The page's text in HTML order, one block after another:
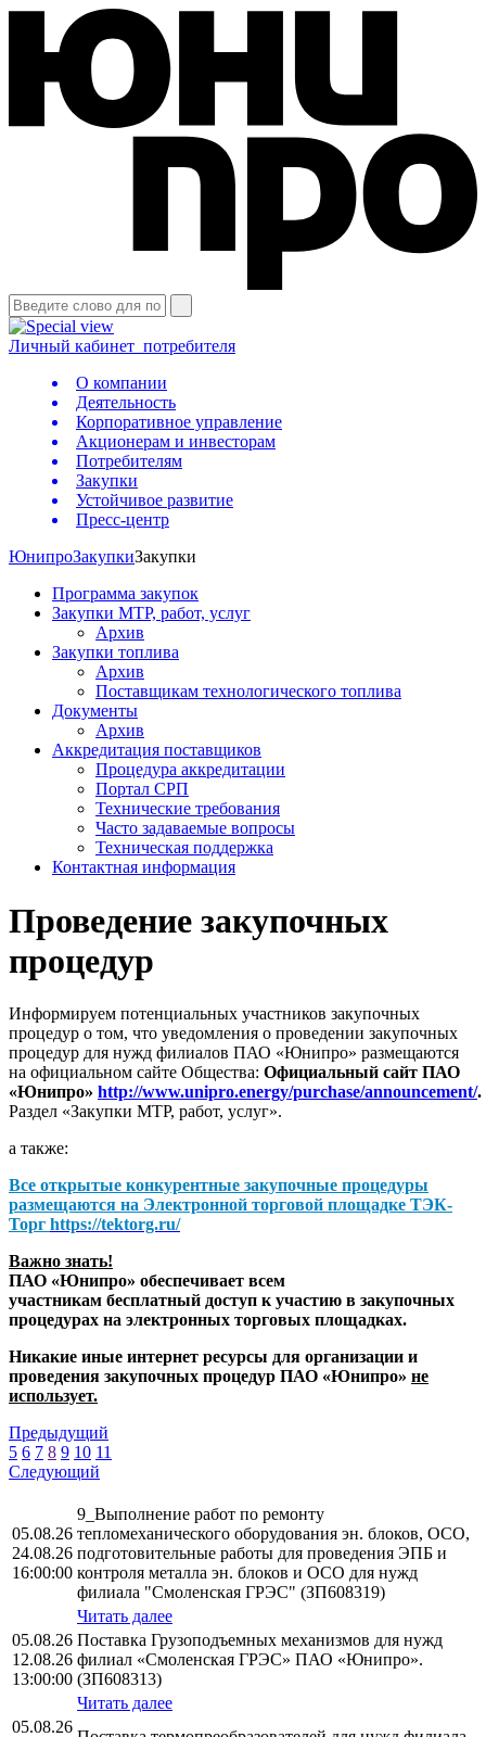
Личный кабинет потребителя
О компании
Деятельность
Корпоративное управление
Акционерам и инвесторам
Потребителям
Закупки
Устойчивое развитие
Пресс-центр
ЮнипроЗакупкиЗакупки
Программа закупок
Закупки МТР, работ, услуг
Архив
Закупки топлива
Архив
Поставщикам технологического топлива
Документы
Архив
Аккредитация поставщиков
Процедура аккредитации
Портал СРП
Технические требования
Часто задаваемые вопросы
Техническая поддержка
Контактная информация
Проведение закупочных
процедур
Информируем потенциальных участников закупочных
процедур о том, что уведомления о проведении закупочных
процедур для нужд филиалов ПАО «Юнипро» размещаются
на официальном сайте Общества: Официальный сайт ПАО
«Юнипро» http://www.unipro.energy/purchase/announcement/.
Раздел «Закупки МТР, работ, услуг».
а также:
Все открытые конкурентные закупочные процедуры
размещаются на Электронной торговой площадке ТЭК-
Торг https://tektorg.ru/
Важно знать!
ПАО «Юнипро» обеспечивает всем
участникам бесплатный доступ к участию в закупочных
процедурах на электронных торговых площадках.
Никакие иные интернет ресурсы для организации и
проведения закупочных процедур ПАО «Юнипро» не
использует.
Предыдущий
5 6 7 8 9 10 11
Следующий
05.08.26
24.08.26
16:00:00
9_Выполнение работ по ремонту
тепломеханического оборудования эн. блоков, ОСО,
подготовительные работы для проведения ЭПБ и
контроля металла эн. блоков и ОСО для нужд
филиала "Смоленская ГРЭС" (ЗП608319)
Читать далее
05.08.26
12.08.26
13:00:00
Поставка Грузоподъемных механизмов для нужд
филиал «Смоленская ГРЭС» ПАО «Юнипро».
(ЗП608313)
Читать далее
05.08.26